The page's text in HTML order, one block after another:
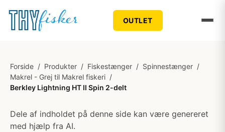
OUTLET
Forside / Produkter / Fiskestænger / Spinnestænger /
Makrel - Grej til Makrel fiskeri /
Berkley Lightning HT II Spin 2-delt
Dele af indholdet på denne side kan være genereret
med hjælp fra AI.